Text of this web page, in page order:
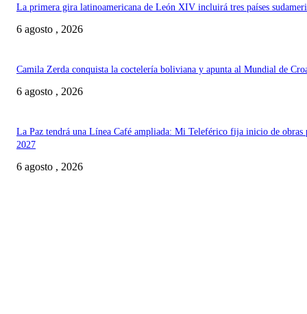
La primera gira latinoamericana de León XIV incluirá tres países
6 agosto , 2026
Camila Zerda conquista la coctelería boliviana y apunta al Mundial de
6 agosto , 2026
La Paz tendrá una Línea Café ampliada: Mi Teleférico fija inicio de obras
2027
6 agosto , 2026